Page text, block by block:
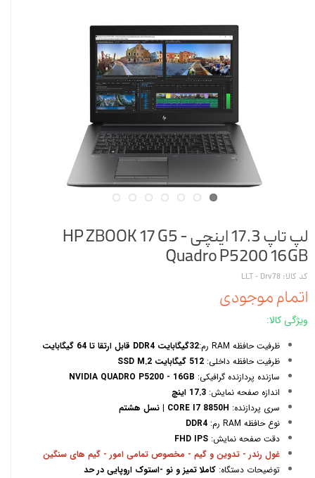
لپ تاپ 17.3 اینچی HP ZBOOK 17 G5 -
Quadro P5200 16GB
کد کالا: LLT - Drv78
اتمام موجودی
ویژگی کالا:
ظرفیت حافظه RAM رم:
32گیگابایت DDR4 قابل ارتقا تا 64 گیگابایت
ظرفیت حافظه داخلی: 512 گیگابایت SSD M.2
سازنده پردازنده گرافیکی: NVIDIA QUADRO P5200 - 16GB
اندازه صفحه نمایش: 17.3 اینچ
سری پردازنده: CORE I7 8850H | نسل هشتم
نوع حافظه RAM رم:
DDR4
دقت صفحه نمایش: FHD IPS
غول رندر - تدوین و گیم - مخصوص تمامی امور - گیم های سنگین
توضیحات دستگاه: کاملا تمیز و نو -استوک اروپایی در حد